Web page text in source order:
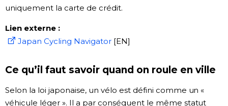
uniquement la carte de crédit.
Lien externe :
Japan Cycling Navigator[EN]
Ce qu’il faut savoir quand on roule en ville
Selon la loi japonaise, un vélo est défini comme un «
véhicule léger ». Il a par conséquent le même statut